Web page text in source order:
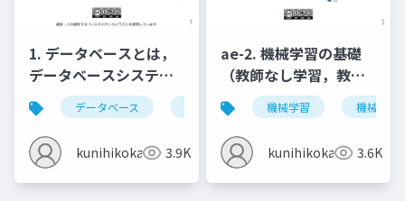
1. データベースとは，
データベースシステム
とは，情報とデータ
データベース データベースシステム 情報とデータ
kunihikokaneko3.9K
ae-2. 機械学習の基礎
（教師なし学習，教師
あり学習）
機械学習 機械学習
kunihikokaneko3.6K